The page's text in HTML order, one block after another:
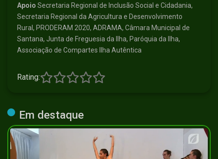
Apoio Secretaria Regional de Inclusão Social e Cidadania,
Secretaria Regional da Agricultura e Desenvolvimento
Rural, PRODERAM 2020, ADRAMA, Câmara Municipal de
Santana, Junta de Freguesia da Ilha, Paróquia da Ilha,
Associação de Compartes Ilha Autêntica
Rating:
Em destaque